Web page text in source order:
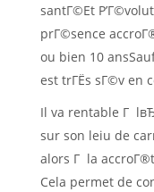
santГ©Et
prГ©sence
ou bien 10
est trГЁs sГ©v en
Il va rentable Г
sur son leiu de
alors Г la
Cela permet de